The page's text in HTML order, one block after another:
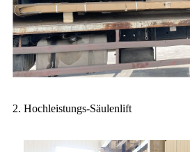
2. Hochleistungs-Säulenlift